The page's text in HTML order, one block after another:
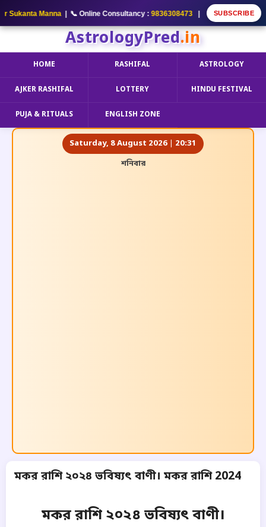
Manna| 📞 Online Consultancy :9836308473| 🔔 আমার YouTube
SUBSCRIBE
AstrologyPred.in
HOME RASHIFAL ASTROLOGY
AJKER RASHIFAL LOTTERY HINDU FESTIVAL
PUJA & RITUALS ENGLISH ZONE
Saturday, 8 August 2026 | 20:31
শনিবার
মকর রাশি ২০২৪ ভবিষ্যৎ বাণী। মকর রাশি 2024
মকর রাশি ২০২৪ ভবিষ্যৎ বাণী।